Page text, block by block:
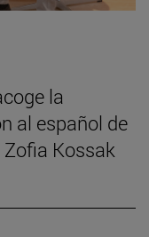
la
al español de
Zofia Kossak